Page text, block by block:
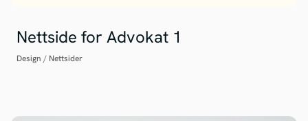
Nettside for Advokat 1
Design / Nettsider